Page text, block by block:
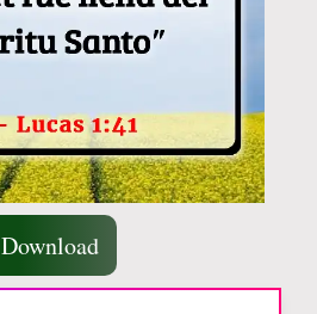
Download